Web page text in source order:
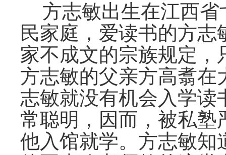
方志敏出生在江西省
民家庭，爱读书的方
家不成文的宗族规定
方志敏的父亲方高翥在
志敏就没有机会入学读
常聪明，因而，被私塾
他入馆就学。方志敏知